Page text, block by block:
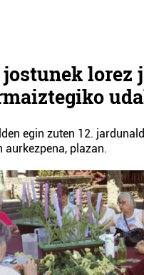
lorez
egin zuten 12.
aurkezpena, plazan.